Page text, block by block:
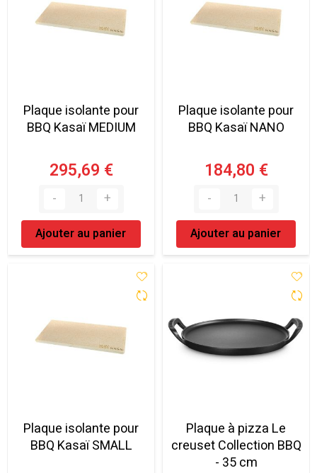
Plaque isolante pour
BBQ Kasaï MEDIUM
295,69 €
Ajouter au panier
Plaque isolante pour
BBQ Kasaï NANO
184,80 €
Ajouter au panier
Plaque isolante pour
BBQ Kasaï SMALL
Plaque à pizza Le
creuset Collection BBQ
- 35 cm